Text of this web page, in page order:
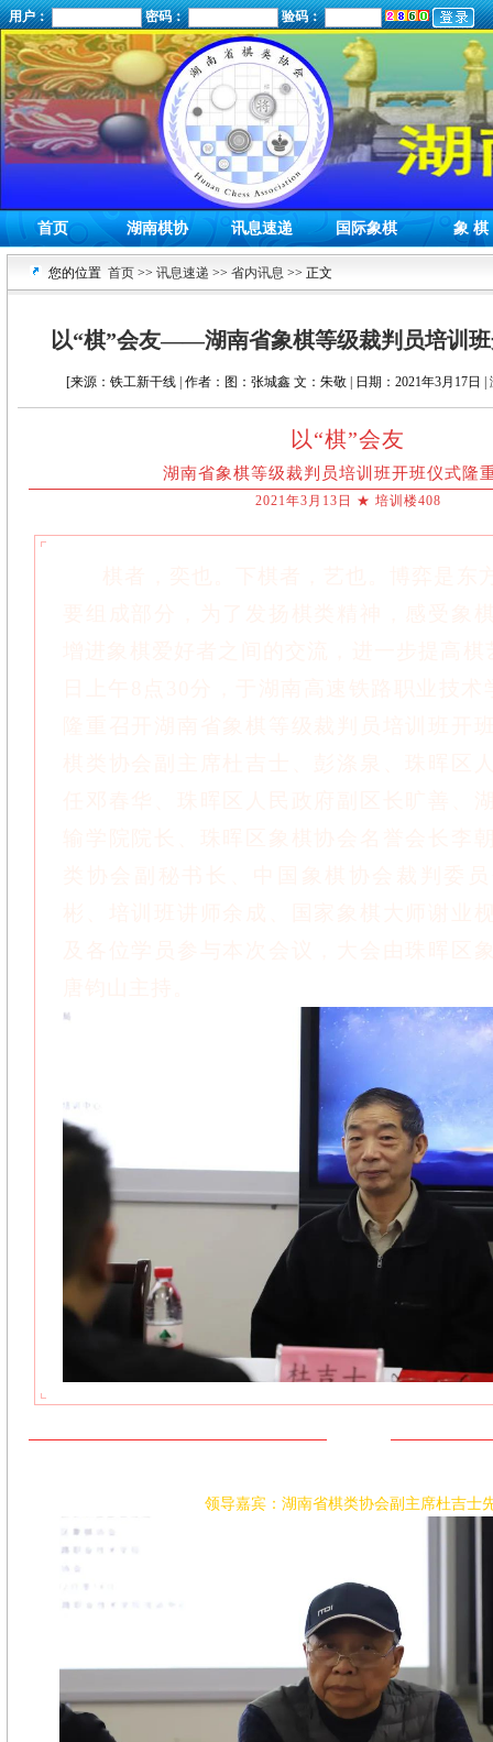
用户： 密码： 验码：
首页 湖南棋协 讯息速递 国际象棋 象 棋
您的位置 首页 >> 讯息速递 >> 省内讯息 >> 正文
以“棋”会友——湖南省象棋等级裁判员培训
[来源：铁工新干线 | 作者：图：张城鑫 文：朱敬 | 日期：2021年3月17日 |
以“棋”会友
湖南省象棋等级裁判员培训班开班仪式隆
2021年3月13日 ★ 培训楼408
领导嘉宾：湖南省棋类协会副主席杜吉士